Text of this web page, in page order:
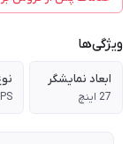
ویژگی‌ها
ابعاد نمایشگر
27 اینچ